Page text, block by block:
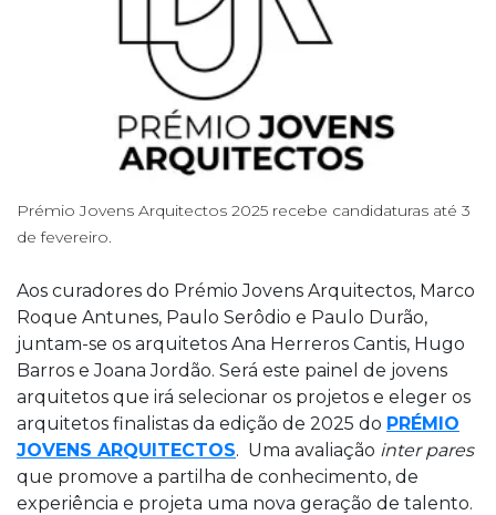
Prémio Jovens Arquitectos 2025 recebe candidaturas até 3
de fevereiro.
Aos curadores do Prémio Jovens Arquitectos, Marco
Roque Antunes, Paulo Serôdio e Paulo Durão,
juntam-se os arquitetos Ana Herreros Cantis, Hugo
Barros e Joana Jordão. Será este painel de jovens
arquitetos que irá selecionar os projetos e eleger os
arquitetos finalistas da edição de 2025 do PRÉMIO
JOVENS ARQUITECTOS. Uma avaliação inter pares
que promove a partilha de conhecimento, de
experiência e projeta uma nova geração de talento.